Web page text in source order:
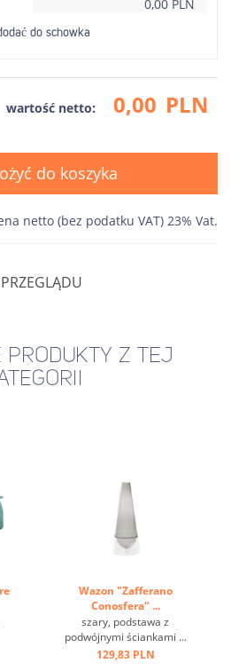
0,00 PLN
do schowka
wartość netto: 0,00 PLN
do koszyka
netto (bez podatku VAT) 23% Vat.
PRODUKTY Z TEJ
Wazon "Zafferano
Conosfera" ...
szary, podstawa z
podwójnymi ściankami ...
129,83 PLN